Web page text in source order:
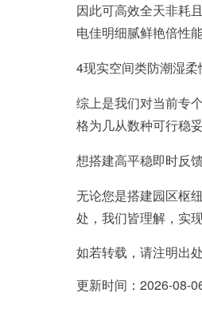
因此可高效全天非耗
电佳明细腻鲜艳倍性能
4现实空间类防潮湿
综上是我们对当前专
格为几从数种可行稳妥
想搭建高平稳即时反
无论您是搭建园区枢
处，我们皆理解，实
如若转载，请注明出
更新时间：2026-08-